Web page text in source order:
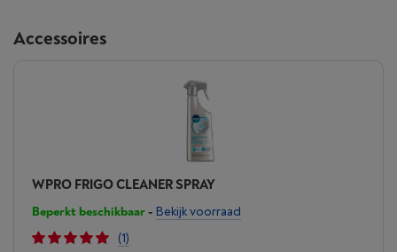
Accessoires
WPRO FRIGO CLEANER SPRAY
Beperkt beschikbaar- Bekijk voorraad
(1)